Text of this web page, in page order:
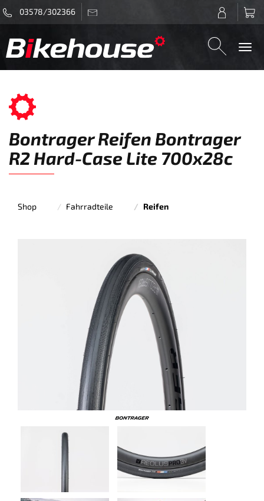
03578/302366
Bontrager Reifen Bontrager
R2 Hard-Case Lite 700x28c
Shop Fahrradteile Reifen